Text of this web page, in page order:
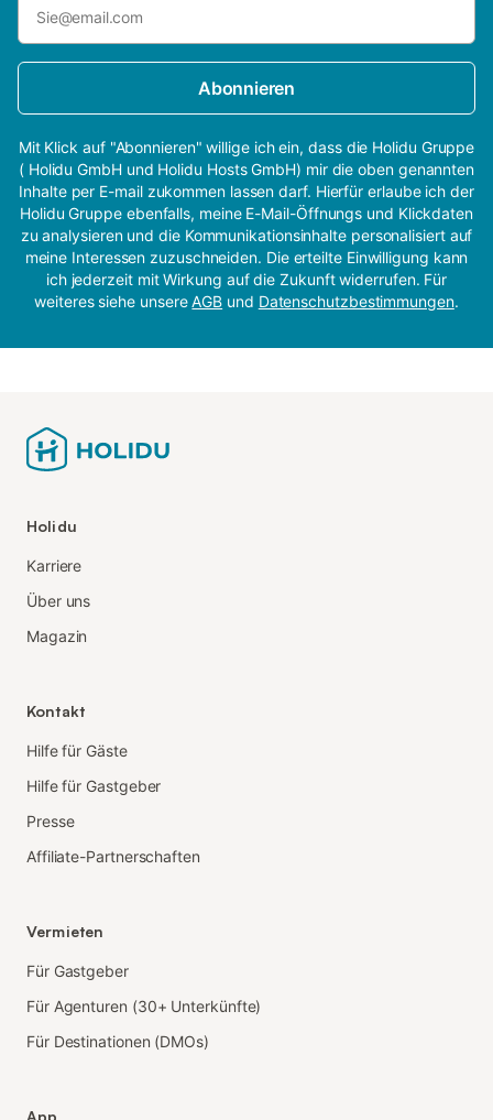
Abonnieren
Mit Klick auf "Abonnieren" willige ich ein, dass die Holidu Gruppe
( Holidu GmbH und Holidu Hosts GmbH) mir die oben genannten
Inhalte per E-mail zukommen lassen darf. Hierfür erlaube ich der
Holidu Gruppe ebenfalls, meine E-Mail-Öffnungs und Klickdaten
zu analysieren und die Kommunikationsinhalte personalisiert auf
meine Interessen zuzuschneiden. Die erteilte Einwilligung kann
ich jederzeit mit Wirkung auf die Zukunft widerrufen. Für
weiteres siehe unsereAGB und Datenschutzbestimmungen.
Holidu
Karriere
Über uns
Magazin
Kontakt
Hilfe für Gäste
Hilfe für Gastgeber
Presse
Affiliate-Partnerschaften
Vermieten
Für Gastgeber
Für Agenturen (30+ Unterkünfte)
Für Destinationen (DMOs)
App